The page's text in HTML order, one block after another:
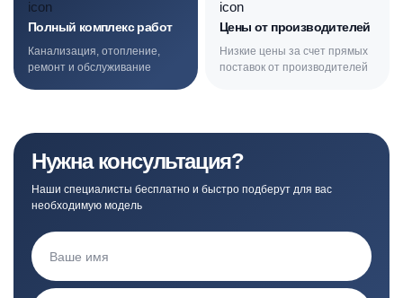
Полный комплекс работ
Канализация, отопление,
ремонт и обслуживание
Цены от производителей
Низкие цены за счет прямых
поставок от производителей
Нужна консультация?
Наши специалисты бесплатно и быстро подберут для вас
необходимую модель